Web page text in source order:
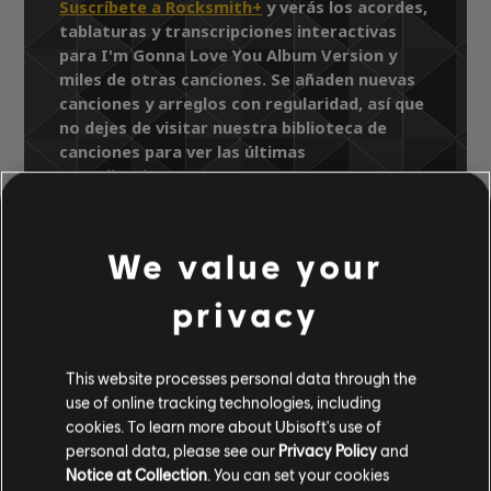
Suscríbete a Rocksmith+ y verás los acordes,
tablaturas y transcripciones interactivas
para I'm Gonna Love You Album Version y
miles de otras canciones. Se añaden nuevas
canciones y arreglos con regularidad, así que
no dejes de visitar nuestra biblioteca de
canciones para ver las últimas
actualizaciones.
Biblioteca de canciones
Collin Raye
Counting Sheep
ARREGLOS
VERIFICADOS
We value your
privacy
This website processes personal data through the
use of online tracking technologies, including
cookies. To learn more about Ubisoft's use of
personal data, please see our Privacy Policyand
Notice at Collection . You can set your cookies